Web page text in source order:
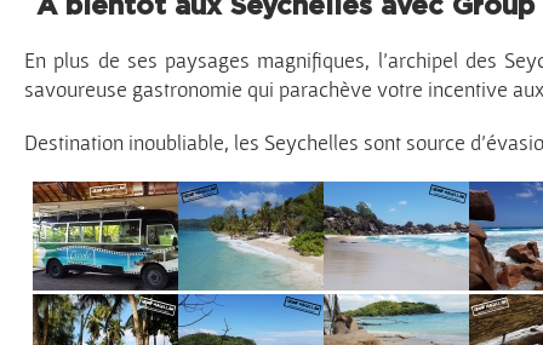
À bientôt aux Seychelles avec Group
En plus de ses paysages magnifiques, l’archipel des
savoureuse gastronomie qui parachève votre incentive
Destination inoubliable, les Seychelles sont source